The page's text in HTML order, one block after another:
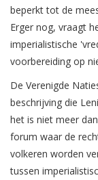
beperkt tot de
Erger nog, vraagt
imperialistische
voorbereiding op
De Verenigde
beschrijving die
het is niet meer
forum waar de
volkeren worden
tussen